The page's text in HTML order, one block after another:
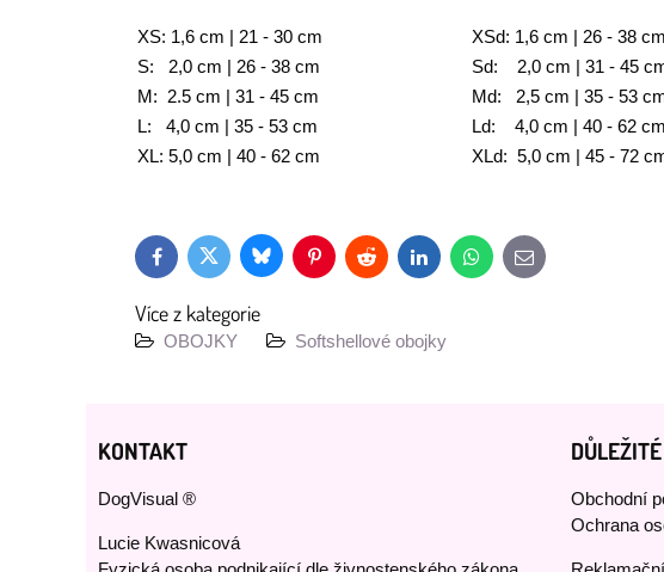
XS: 1,6 cm | 21 - 30 cm
XSd: 1,6 cm | 26 - 38 cm
S: 2,0 cm | 26 - 38 cm
Sd: 2,0 cm | 31 - 45
M: 2.5 cm | 31 - 45 cm
Md: 2,5 cm | 35 - 53
L: 4,0 cm | 35 - 53 cm
Ld: 4,0 cm | 40 - 62 cm
XL: 5,0 cm | 40 - 62 cm
XLd: 5,0 cm | 45 - 72
FacebookTwitter BlueskyPinterestReddit LinkedInWhatsApp
E-
mail
Více z kategorie
OBOJKY Softshellové obojky
KONTAKT
DogVisual ®
Lucie Kwasnicová
Obchodní
Ochrana